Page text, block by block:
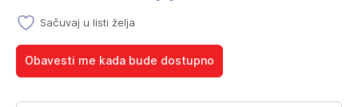
Sačuvaj u listi želja
Obavesti me kada bude dostupno